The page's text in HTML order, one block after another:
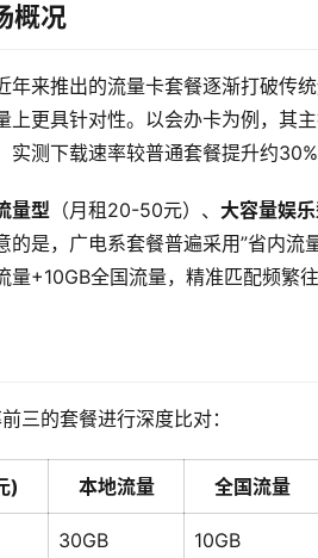
概况
年来推出的流量卡套餐逐渐打破传
更具针对性。以会办卡为例，其
测下载速率较普通套餐提升约30%
量型 （月租20-50元）、 大容量娱
的是，广电系套餐普遍采用”省内
+10GB全国流量，精准匹配频繁
三的套餐进行深度比对：
) 本地流量 全国流量
30GB 10GB